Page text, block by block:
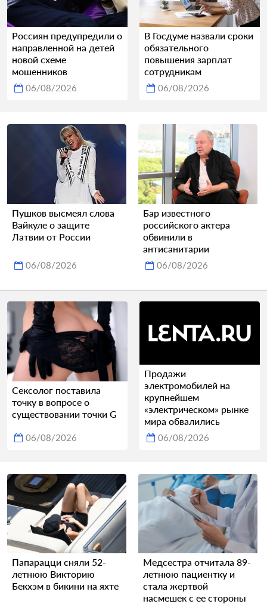
Россиян предупредили о
направленной на детей
новой схеме
мошенников
06/08/2026
В Госдуме назвали сроки
обязательного
повышения зарплат
сотрудникам
06/08/2026
Пушков высмеял слова
Вайкуле о защите
Латвии от России
06/08/2026
Бар известного
российского актера
обвинили в
антисанитарии
06/08/2026
Сексолог поставила
точку в вопросе о
существовании точки G
06/08/2026
Продажи
электромобилей на
крупнейшем
«электрическом» рынке
мира обвалились
06/08/2026
Папарацци сняли 52-
летнюю Викторию
Бекхэм в бикини на яхте
Медсестра отчитала 89-
летнюю пациентку и
стала жертвой
насмешек с ее стороны